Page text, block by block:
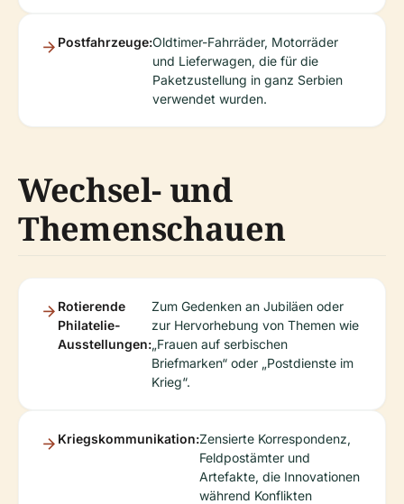
Postfahrzeuge:Oldtimer-Fahrräder, Motorräder
und Lieferwagen, die für die
Paketzustellung in ganz Serbien
verwendet wurden.
Wechsel- und
Themenschauen
Rotierende
Philatelie-
Ausstellungen:
Zum Gedenken an Jubiläen oder
zur Hervorhebung von Themen wie
„Frauen auf serbischen
Briefmarken“ oder „Postdienste im
Krieg“.
Kriegskommunikation:Zensierte Korrespondenz,
Feldpostämter und
Artefakte, die Innovationen
während Konflikten